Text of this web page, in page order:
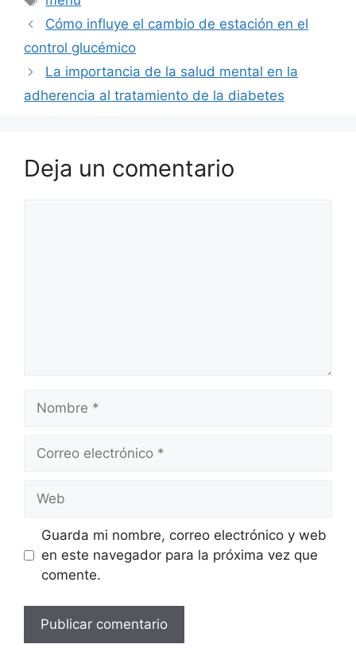
Cómo influye el cambio de estación en el
control glucémico
La importancia de la salud mental en la
adherencia al tratamiento de la diabetes
Deja un comentario
Nombre
Correo
Web
Guarda mi nombre, correo electrónico y web
en este navegador para la próxima vez que
comente.